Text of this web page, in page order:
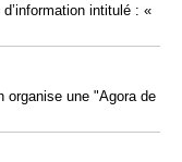
intitulé : «
organise une "Agora de